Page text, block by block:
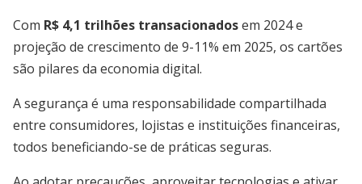
Com R$ 4,1 trilhões transacionadosem 2024 e
projeção de crescimento de 9-11% em 2025, os cartões
são pilares da economia digital.
A segurança é uma responsabilidade compartilhada
entre consumidores, lojistas e instituições financeiras,
todos beneficiando-se de práticas seguras.